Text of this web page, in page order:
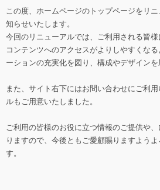
この度、ホームページのトップページをリ
知らせいたします。
今回のリニューアルでは、ご利用される皆
コンテンツへのアクセスがよりしやすくな
ーションの充実化を図り、構成やデザインを
また、サイト右下にはお問い合わせにご利
ルもご用意いたしました。
ご利用の皆様のお役に立つ情報のご提供や
りますので、今後ともご愛顧賜りますよう
す。